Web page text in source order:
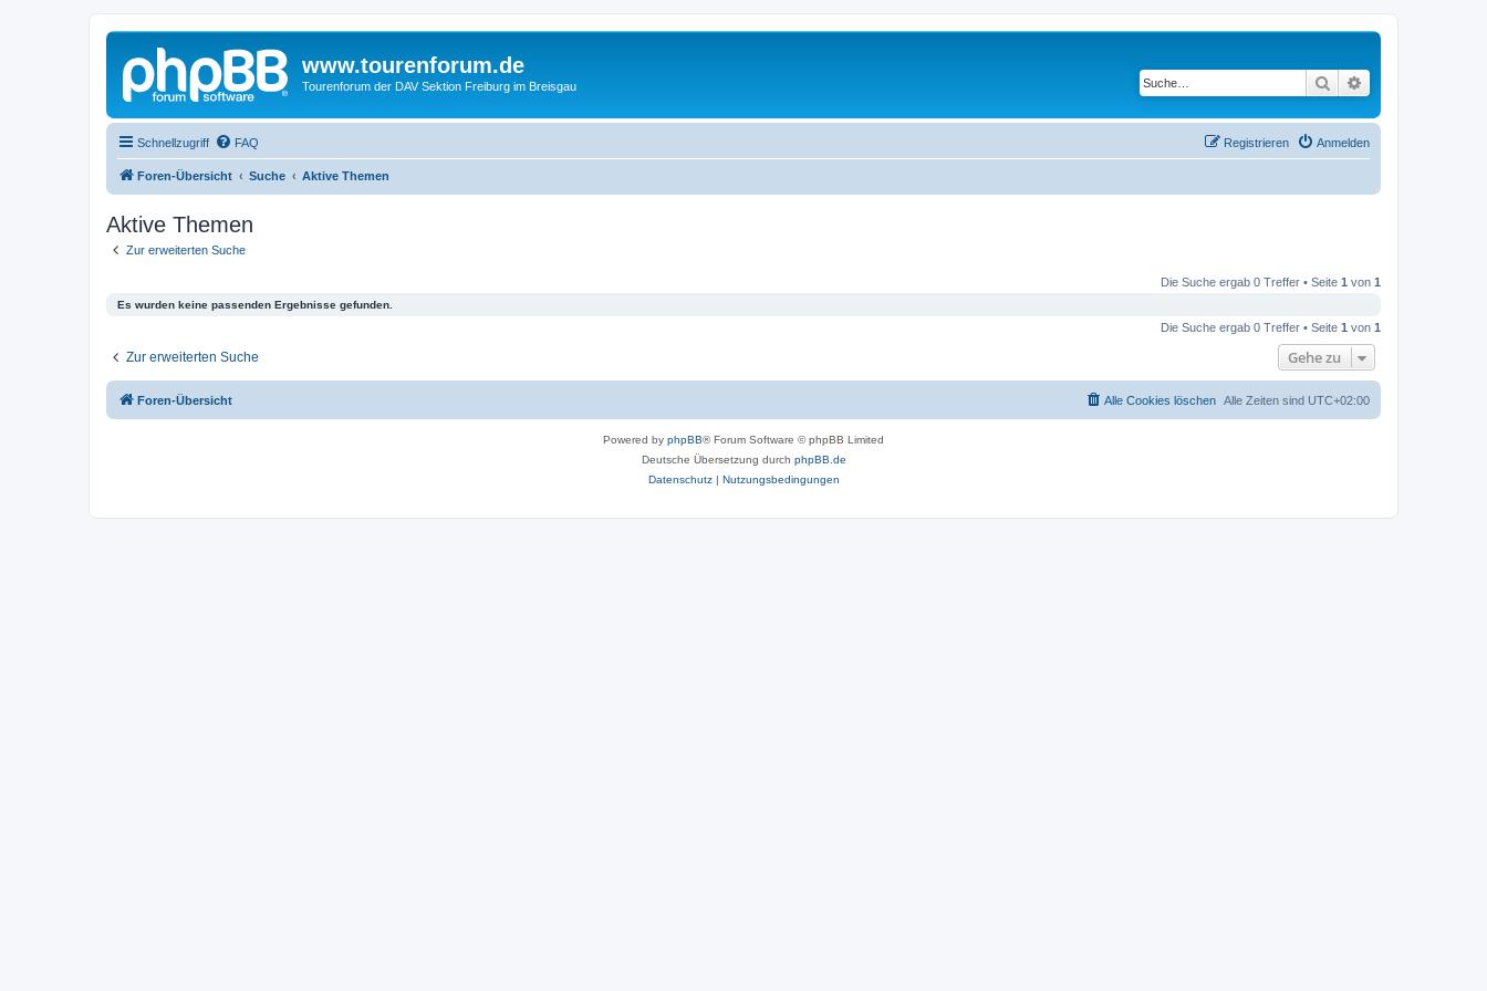
www.tourenforum.de
Tourenforum der DAV Sektion Freiburg im Breisgau Suche
Schnellzugriff FAQ Anmelden
Registrieren
Foren-Übersicht Suche Aktive Themen
Aktive Themen
Zur erweiterten Suche
Die Suche ergab 0 Treffer • Seite 1 von 1
Es wurden keine passenden Ergebnisse gefunden.
Die Suche ergab 0 Treffer • Seite 1 von 1
Zur erweiterten Suche Gehe zu
Foren-Übersicht Alle Zeiten sind UTC+02:00
Alle Cookies löschen
Powered by phpBB® Forum Software © phpBB Limited
Deutsche Übersetzung durch phpBB.de
Datenschutz| Nutzungsbedingungen